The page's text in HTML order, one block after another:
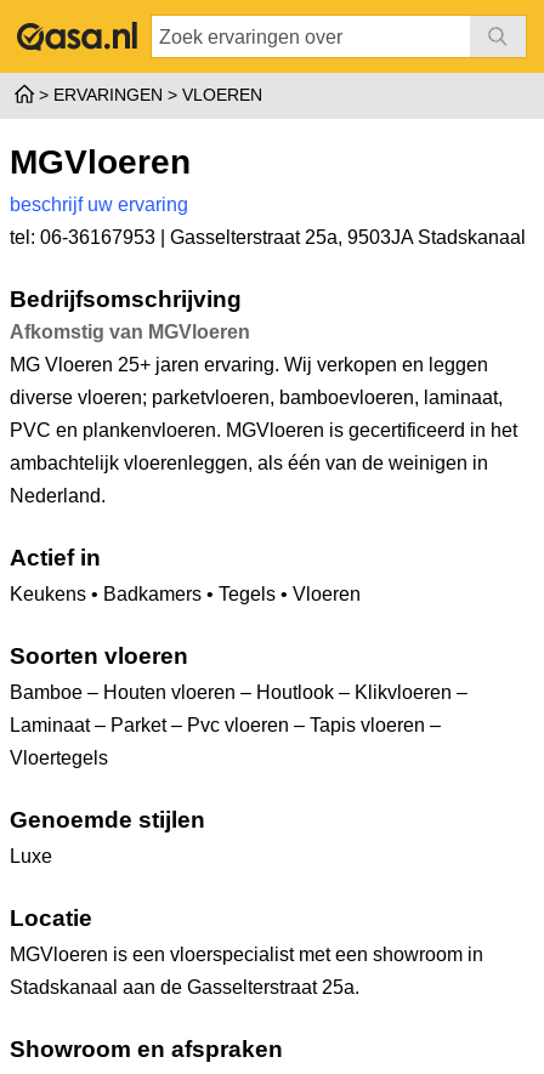
ERVARINGEN VLOEREN
MGVloeren
beschrijf uw ervaring
tel: 06-36167953 | Gasselterstraat 25a, 9503JA Stadskanaal
Bedrijfsomschrijving
Afkomstig van MGVloeren
MG Vloeren 25+ jaren ervaring. Wij verkopen en leggen
diverse vloeren; parketvloeren, bamboevloeren, laminaat,
PVC en plankenvloeren. MGVloeren is gecertificeerd in het
ambachtelijk vloerenleggen, als één van de weinigen in
Nederland.
Actief in
Keukens • Badkamers • Tegels • Vloeren
Soorten vloeren
Bamboe – Houten vloeren – Houtlook – Klikvloeren –
Laminaat – Parket – Pvc vloeren – Tapis vloeren –
Vloertegels
Genoemde stijlen
Luxe
Locatie
MGVloeren is een vloerspecialist met een showroom in
Stadskanaal aan de Gasselterstraat 25a.
Showroom en afspraken